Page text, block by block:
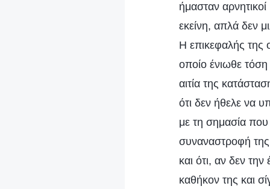
ήμασταν
εκείνη, απλά δεν
Η επικεφαλής της
οποίο ένιωθε
αιτία της
ότι δεν ήθελε να
με τη σημασία
συναναστροφή της
και ότι, αν δεν
καθήκον της και